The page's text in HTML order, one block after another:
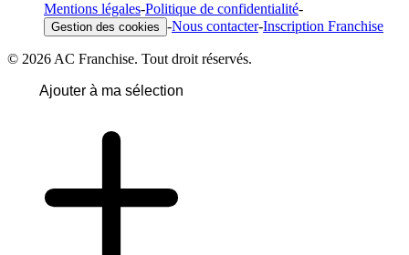
Mentions légales-Politique de confidentialité-
Gestion des cookies -Nous contacter-Inscription Franchise
© 2026 AC Franchise. Tout droit réservés.
Ajouter à ma sélection